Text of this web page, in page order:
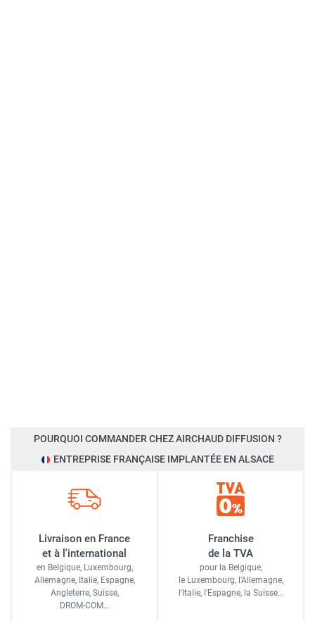
POURQUOI COMMANDER CHEZ AIRCHAUD DIFFUSION ?
ENTREPRISE FRANÇAISE IMPLANTÉE EN ALSACE
Livraison en France
et à l'international
en Belgique, Luxembourg,
Allemagne, Italie, Espagne,
Angleterre, Suisse,
DROM-COM…
Franchise
de la TVA
pour la Belgique,
le Luxembourg, l'Allemagne,
l'Italie, l'Espagne, la Suisse…